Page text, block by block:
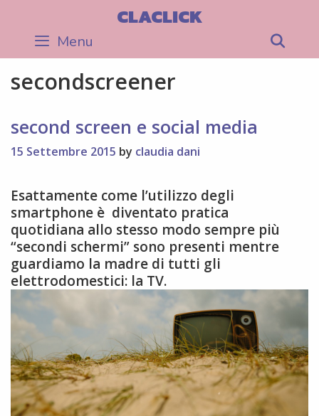
content
CLACLICK
Menu
secondscreener
second screen e social media
15 Settembre 2015 by claudia dani
Esattamente come l’utilizzo degli
smartphone è diventato pratica
quotidiana allo stesso modo sempre più
“secondi schermi” sono presenti mentre
guardiamo la madre di tutti gli
elettrodomestici: la TV.